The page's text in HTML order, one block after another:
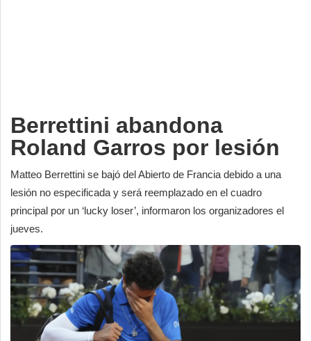
Berrettini abandona
Roland Garros por lesión
Matteo Berrettini se bajó del Abierto de Francia debido a una
lesión no especificada y será reemplazado en el cuadro
principal por un ‘lucky loser’, informaron los organizadores el
jueves.